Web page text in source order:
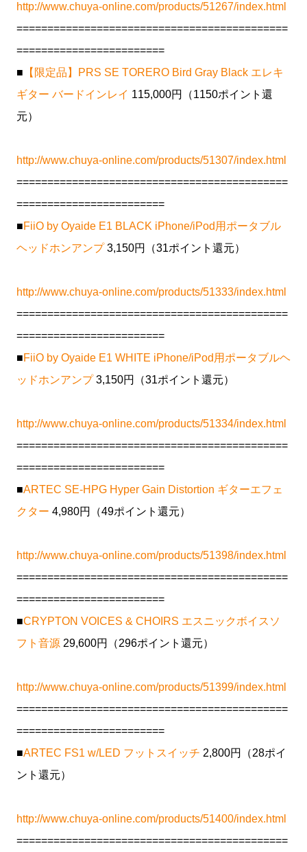
http://www.chuya-online.com/products/51267/index.html
============================================
========================
■ 【限定品】PRS SE TORERO Bird Gray Black エレキ
ギター バードインレイ 115,000円（1150ポイント還
元）
http://www.chuya-online.com/products/51307/index.html
============================================
========================
■FiiO by Oyaide E1 BLACK iPhone/iPod用ポータブル
ヘッドホンアンプ3,150円（31ポイント還元）
http://www.chuya-online.com/products/51333/index.html
============================================
========================
■FiiO by Oyaide E1 WHITE iPhone/iPod用ポータブルヘ
ッドホンアンプ3,150円（31ポイント還元）
http://www.chuya-online.com/products/51334/index.html
============================================
========================
■ARTEC SE-HPG Hyper Gain Distortion ギターエフェ
クター 4,980円（49ポイント還元）
http://www.chuya-online.com/products/51398/index.html
============================================
========================
■CRYPTON VOICES & CHOIRS エスニックボイスソ
フト音源 29,600円（296ポイント還元）
http://www.chuya-online.com/products/51399/index.html
============================================
========================
■ARTEC FS1 w/LED フットスイッチ 2,800円（28ポイ
ント還元）
http://www.chuya-online.com/products/51400/index.html
============================================